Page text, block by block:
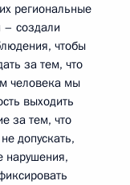
региональные
– создали
чтобы
за тем, что
человека мы
выходить
за тем, что
допускать,
нарушения,